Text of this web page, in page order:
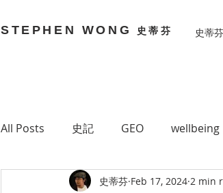
STEPHEN WONG 史蒂芬 史蒂芬
All Posts 史記 GEO wellbeing
Brain Bouncy Stephen 史蒂芬
史蒂芬 Feb 17, 2024 2 min